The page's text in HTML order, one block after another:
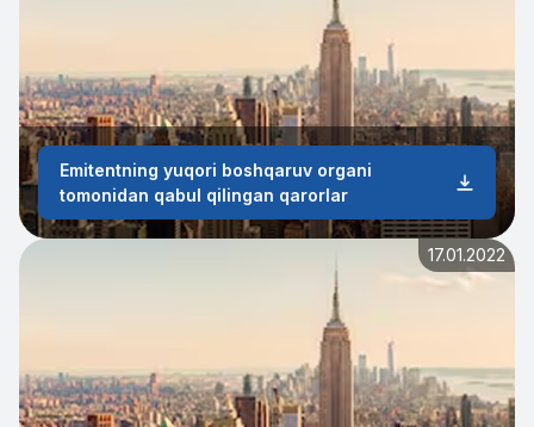
Emitentning yuqori boshqaruv organi
tomonidan qabul qilingan qarorlar
17.01.2022